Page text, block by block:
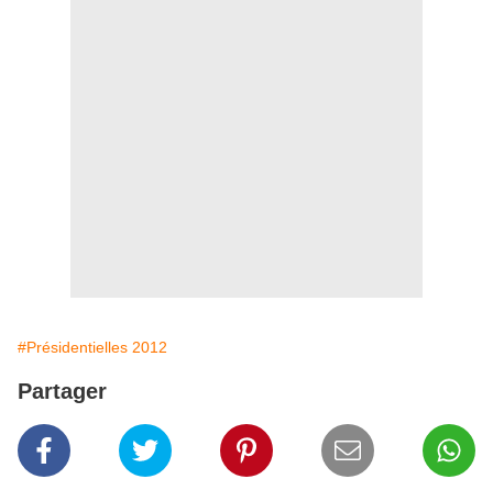
#Présidentielles 2012
Partager